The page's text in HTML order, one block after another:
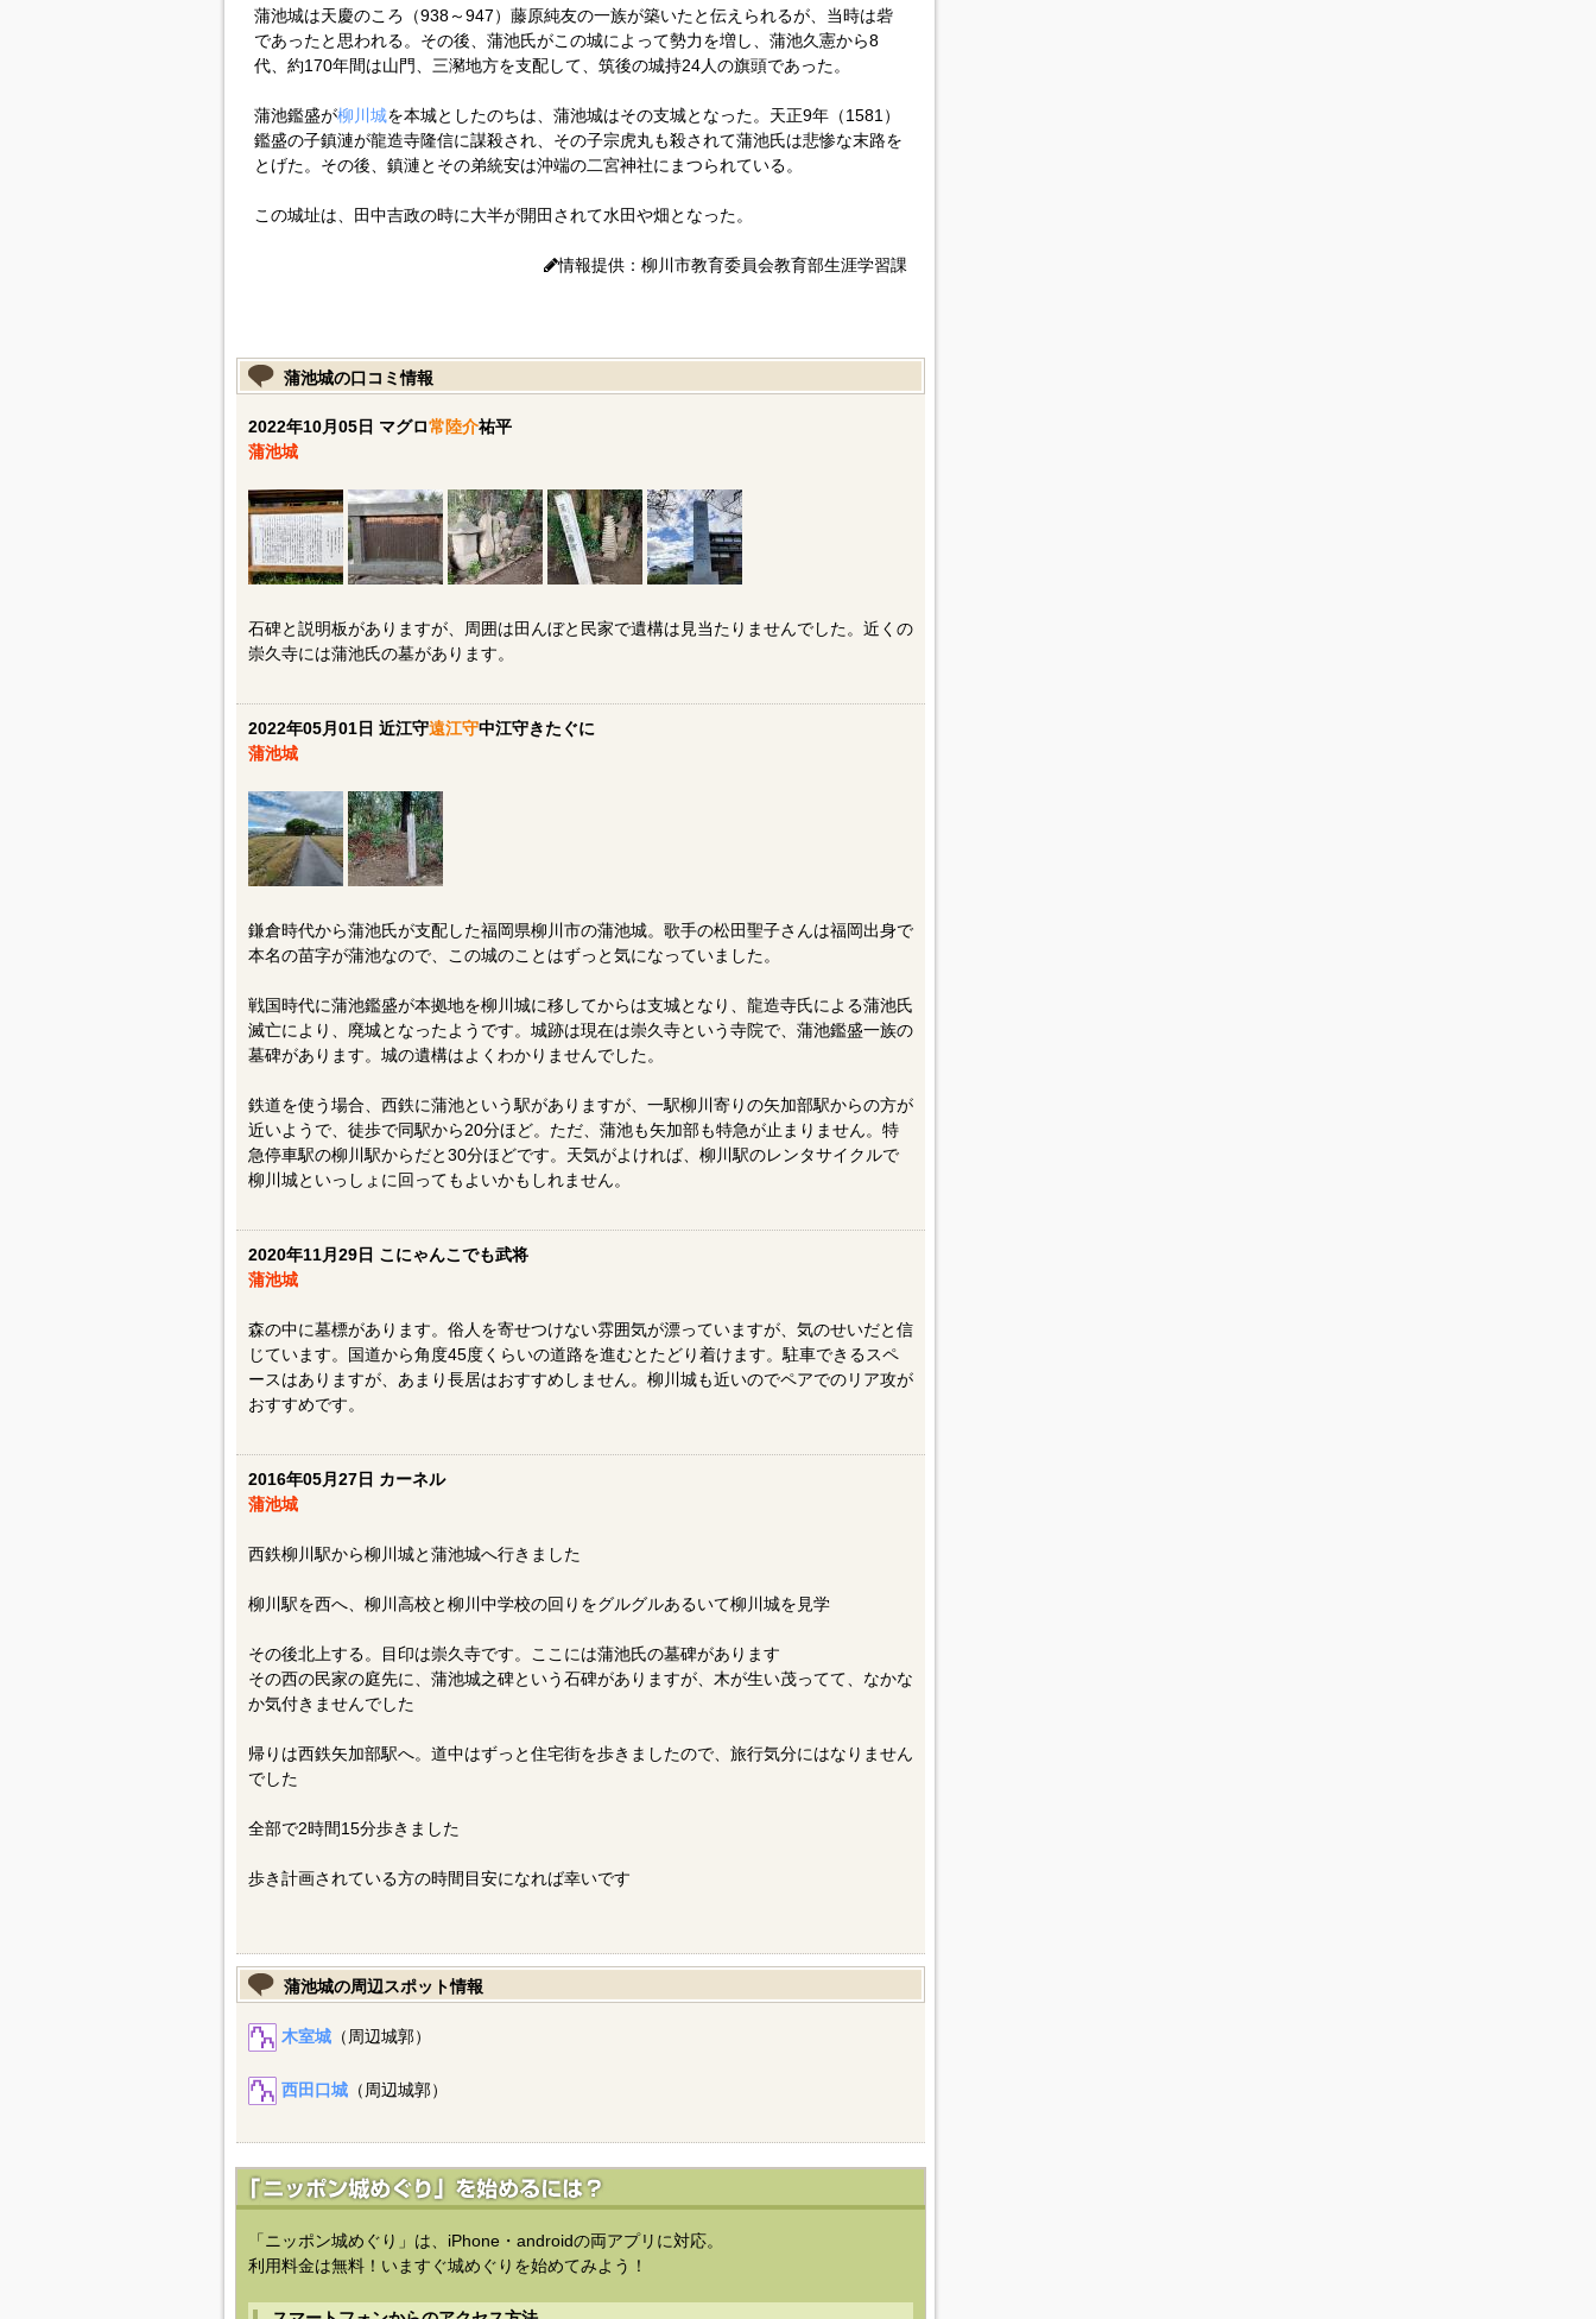
蒲池城は天慶のころ（938～947）藤原純友の一族が築いたと伝えられるが、当時は砦
であったと思われる。その後、蒲池氏がこの城によって勢力を増し、蒲池久憲から8
代、約170年間は山門、三瀦地方を支配して、筑後の城持24人の旗頭であった。
蒲池鑑盛が柳川城を本城としたのちは、蒲池城はその支城となった。天正9年（1581）
鑑盛の子鎮漣が龍造寺隆信に謀殺され、その子宗虎丸も殺されて蒲池氏は悲惨な末路を
とげた。その後、鎮漣とその弟統安は沖端の二宮神社にまつられている。
この城址は、田中吉政の時に大半が開田されて水田や畑となった。
情報提供：柳川市教育委員会教育部生涯学習課
蒲池城の口コミ情報
2022年10月05日 マグロ常陸介祐平
蒲池城
石碑と説明板がありますが、周囲は田んぼと民家で遺構は見当たりませんでした。近くの
崇久寺には蒲池氏の墓があります。
2022年05月01日 近江守遠江守中江守きたぐに
蒲池城
鎌倉時代から蒲池氏が支配した福岡県柳川市の蒲池城。歌手の松田聖子さんは福岡出身で
本名の苗字が蒲池なので、この城のことはずっと気になっていました。
戦国時代に蒲池鑑盛が本拠地を柳川城に移してからは支城となり、龍造寺氏による蒲池氏
滅亡により、廃城となったようです。城跡は現在は崇久寺という寺院で、蒲池鑑盛一族の
墓碑があります。城の遺構はよくわかりませんでした。
鉄道を使う場合、西鉄に蒲池という駅がありますが、一駅柳川寄りの矢加部駅からの方が
近いようで、徒歩で同駅から20分ほど。ただ、蒲池も矢加部も特急が止まりません。特
急停車駅の柳川駅からだと30分ほどです。天気がよければ、柳川駅のレンタサイクルで
柳川城といっしょに回ってもよいかもしれません。
2020年11月29日 こにゃんこでも武将
蒲池城
森の中に墓標があります。俗人を寄せつけない雰囲気が漂っていますが、気のせいだと信
じています。国道から角度45度くらいの道路を進むとたどり着けます。駐車できるスペ
ースはありますが、あまり長居はおすすめしません。柳川城も近いのでペアでのリア攻が
おすすめです。
2016年05月27日 カーネル
蒲池城
西鉄柳川駅から柳川城と蒲池城へ行きました
柳川駅を西へ、柳川高校と柳川中学校の回りをグルグルあるいて柳川城を見学
その後北上する。目印は崇久寺です。ここには蒲池氏の墓碑があります
その西の民家の庭先に、蒲池城之碑という石碑がありますが、木が生い茂ってて、なかな
か気付きませんでした
帰りは西鉄矢加部駅へ。道中はずっと住宅街を歩きましたので、旅行気分にはなりません
でした
全部で2時間15分歩きました
歩き計画されている方の時間目安になれば幸いです
蒲池城の周辺スポット情報
木室城（周辺城郭）
西田口城（周辺城郭）
「ニッポン城めぐり」は、iPhone・androidの両アプリに対応。
利用料金は無料！いますぐ城めぐりを始めてみよう！